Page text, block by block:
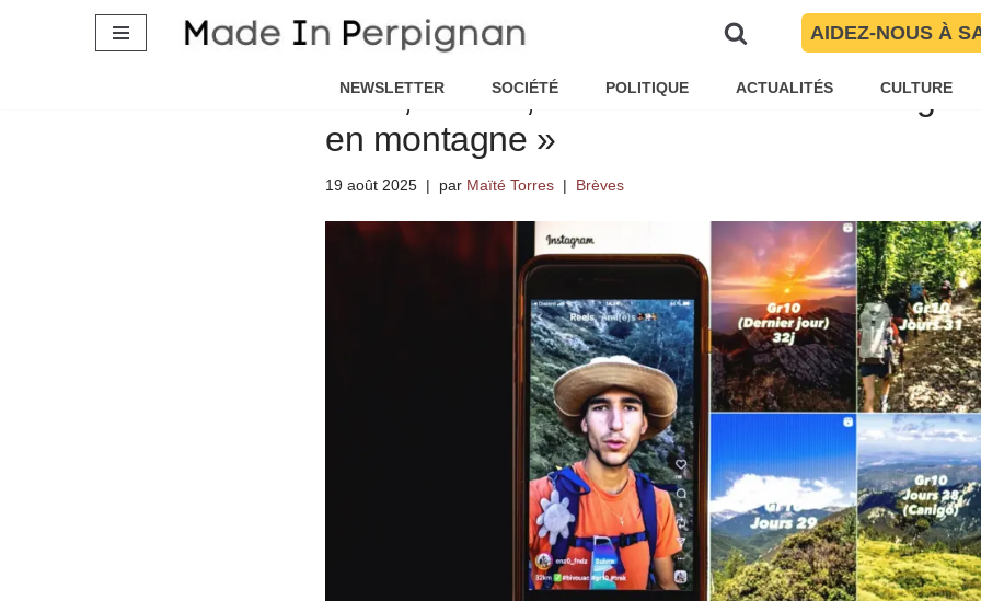
AIDEZ-NOUS À
NEWSLETTER SOCIÉTÉ POLITIQUE ACTUALITÉS CULTURE
Le GR10 d’Hendaye à Banyuls-sur-Mer en
Enzo, 18 ans, « voudrait influencer les
en montagne »
19 août 2025 par Maïté Torres Brèves